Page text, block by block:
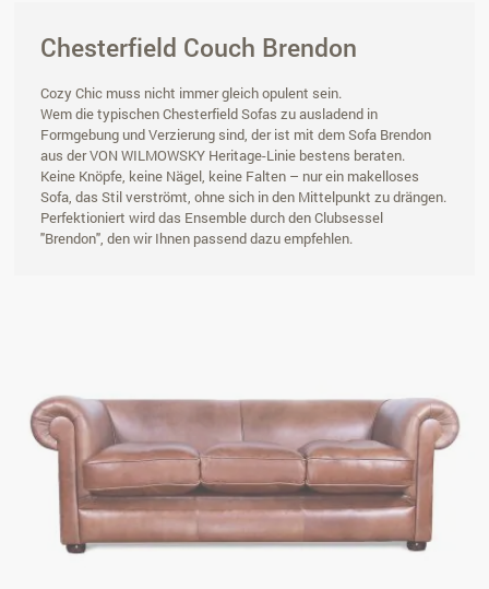
Chesterfield Couch Brendon
Cozy Chic muss nicht immer gleich opulent sein.
Wem die typischen Chesterfield Sofas zu ausladend in
Formgebung und Verzierung sind, der ist mit dem Sofa Brendon
aus der VON WILMOWSKY Heritage-Linie bestens beraten.
Keine Knöpfe, keine Nägel, keine Falten – nur ein makelloses
Sofa, das Stil verströmt, ohne sich in den Mittelpunkt zu drängen.
Perfektioniert wird das Ensemble durch den Clubsessel
"Brendon", den wir Ihnen passend dazu empfehlen.